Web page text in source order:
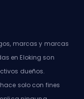
marcas y marcas
en Eloking son
dueños.
solo con fines